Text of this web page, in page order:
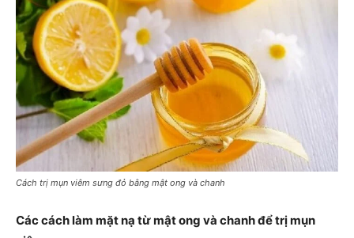
Cách trị mụn viêm sưng đỏ bằng mật ong và chanh
Các cách làm mặt nạ từ mật ong và chanh để trị mụn